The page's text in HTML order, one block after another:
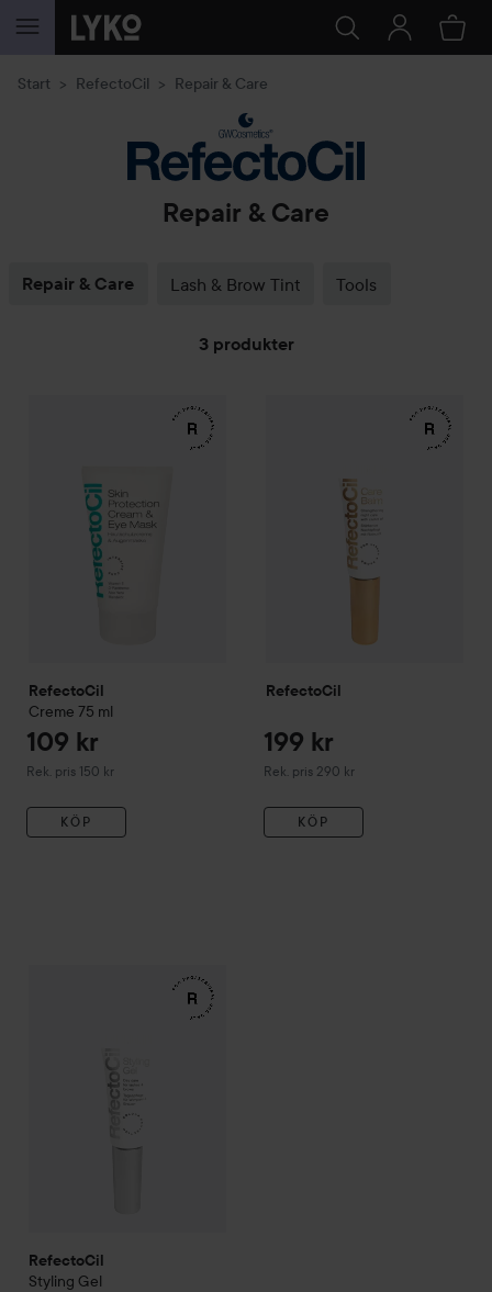
HOPPA TILL INNEHÅLLET
Start RefectoCil Repair & Care
Repair & Care
Repair & Care Lash & Brow Tint Tools
3 produkter
HOPPA TILL FILTRERA
RefectoCil
Creme 75 ml
109 kr
Rek. pris 150 kr
Rekommenderat pris 150 kr
KÖP
75 ml109 kr
Rekommenderat pris 150 kr
RefectoCil
199 kr
Rek. pris 290 kr
Rekommenderat pris 290 kr
KÖP
Rekommenderat pris 290 kr
RefectoCil
Styling Gel
Styling Gel195 kr
Rekommenderat pris 290 kr